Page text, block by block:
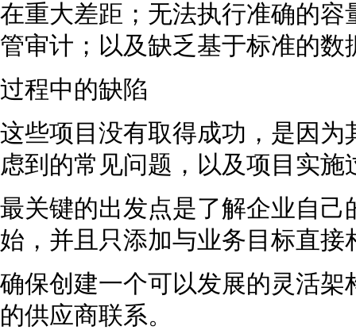
在重大差距；无法执行准确的
管审计；以及缺乏基于标准的
过程中的缺陷
这些项目没有取得成功，是因
虑到的常见问题，以及项目实
最关键的出发点是了解企业自
始，并且只添加与业务目标直接
确保创建一个可以发展的灵活
的供应商联系。